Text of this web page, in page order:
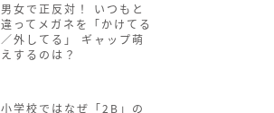
男女で正反対！ いつもと
違ってメガネを「かけてる
／外してる」 ギャップ萌
えするのは？
小学校ではなぜ「2B」の